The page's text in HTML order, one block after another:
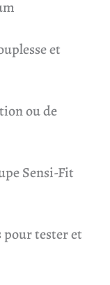
et
ou de
Sensi-Fit
pour tester et